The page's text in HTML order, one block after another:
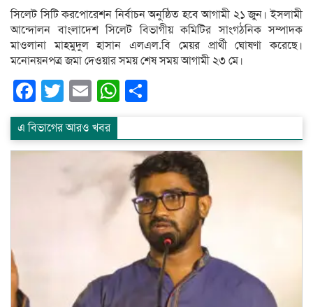
সিলেট সিটি করপোরেশন নির্বাচন অনুষ্ঠিত হবে আগামী ২১ জুন। ইসলামী
আন্দোলন বাংলাদেশ সিলেট বিভাগীয় কমিটির সাংগঠনিক সম্পাদক
মাওলানা মাহমুদুল হাসান এলএল.বি মেয়র প্রার্থী ঘোষণা করেছে।
মনোনয়নপত্র জমা দেওয়ার সময় শেষ সময় আগামী ২৩ মে।
Facebook
Twitter
EmailWhatsApp
এ বিভাগের আরও খবর